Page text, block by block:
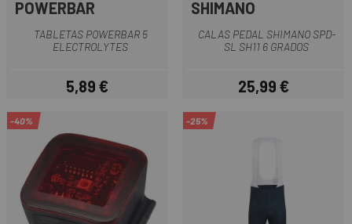
POWERBAR
TABLETAS POWERBAR 5
ELECTROLYTES
Precio
5,89 €
SHIMANO
CALAS PEDAL SHIMANO SPD-
SL SH11 6 GRADOS
Precio
25,99 €
-40% -25%